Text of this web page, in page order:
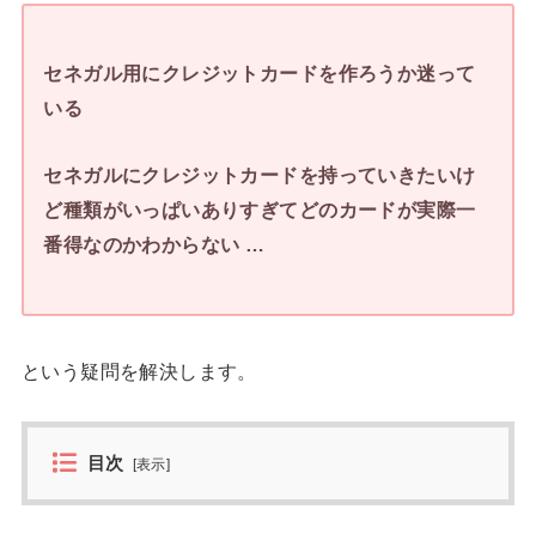
セネガル用にクレジットカードを作ろうか迷って
いる
セネガルにクレジットカードを持っていきたいけ
ど種類がいっぱいありすぎてどのカードが実際一
番得なのかわからない …
という疑問を解決します。
目次 [表示]